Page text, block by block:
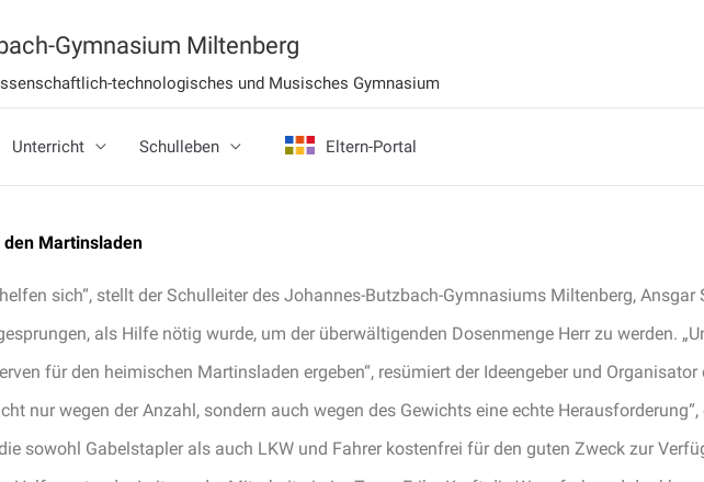
Gymnasium Miltenberg
technologisches und Musisches Gymnasium
Unterricht Schulleben Eltern-Portal
den Martinsladen
sich“, stellt der Schulleiter des Johannes-Butzbach-Gymnasiums Miltenberg,
als Hilfe nötig wurde, um der überwältigenden Dosenmenge Herr zu werden.
für den heimischen Martinsladen ergeben“, resümiert der Ideengeber und
nur wegen der Anzahl, sondern auch wegen des Gewichts eine echte
sowohl Gabelstapler als auch LKW und Fahrer kostenfrei für den guten Zweck zur